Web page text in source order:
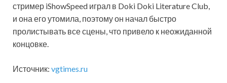
стример iShowSpeed играл в Doki Doki Literature Club,
и она его утомила, поэтому он начал быстро
пролистывать все сцены, что привело к неожиданной
концовке.
Источник: vgtimes.ru